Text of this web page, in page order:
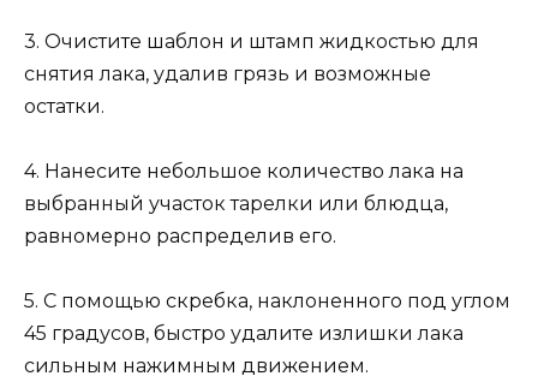
3. Очистите шаблон и штамп жидкостью для
снятия лака, удалив грязь и возможные
остатки.
4. Нанесите небольшое количество лака на
выбранный участок тарелки или блюдца,
равномерно распределив его.
5. С помощью скребка, наклоненного под углом
45 градусов, быстро удалите излишки лака
сильным нажимным движением.